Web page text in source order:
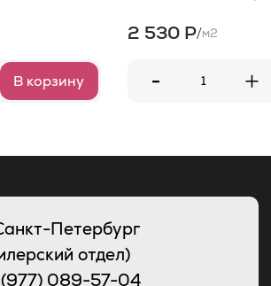
В корзину
2 530 Р/м2
- +
Петербург
отдел)
(977) 089-57-04